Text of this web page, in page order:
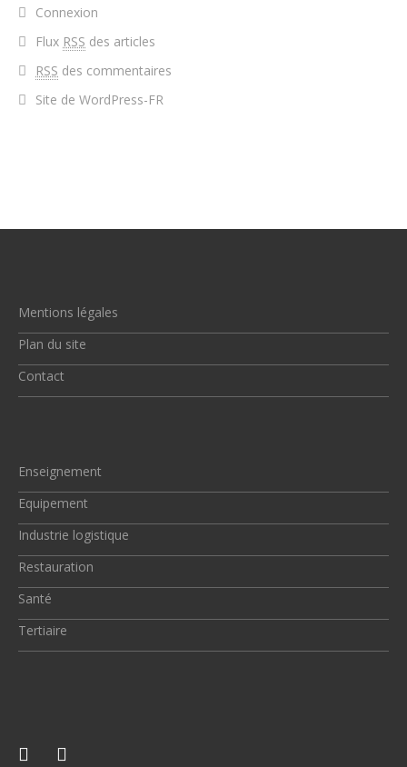
Connexion
Flux RSS des articles
RSS des commentaires
Site de WordPress-FR
Mentions légales
Plan du site
Contact
Enseignement
Equipement
Industrie logistique
Restauration
Santé
Tertiaire